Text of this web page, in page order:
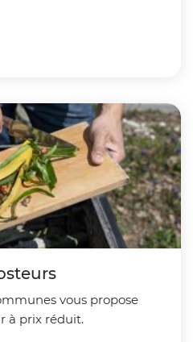
vous propose
à prix réduit.